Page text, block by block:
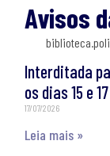
Avisos
Interditada
os dias 15 e
17/07/2026
Leia mais »